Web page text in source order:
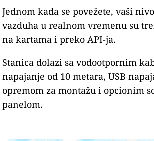
Jednom kada se povežete, vaši
vazduha u realnom vremenu su
na kartama i preko API-ja.
Stanica dolazi sa vodootpornim
napajanje od 10 metara, USB
opremom za montažu i opcionim
panelom.